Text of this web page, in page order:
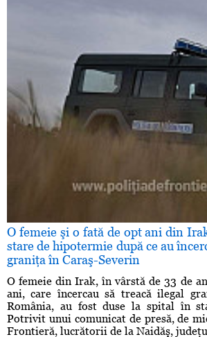
O femeie şi o fată de opt ani din
stare de hipotermie după ce au
graniţa în Caraş-Severin
O femeie din Irak, în vârstă de 33 de
ani, care încercau să treacă ilegal
România, au fost duse la spital în
Potrivit unui comunicat de presă, de
Frontieră, lucrătorii de la Naidăş,